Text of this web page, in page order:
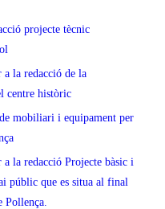
projecte tècnic
a la redacció de la
centre històric
mobiliari i equipament per
a la redacció Projecte bàsic i
públic que es situa al final